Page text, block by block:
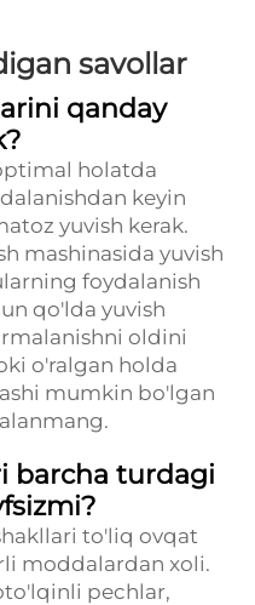
savollar
qanday
holatda
keyin
yuvish kerak.
mashinasida yuvish
foydalanish
qo'lda yuvish
oldini
o'ralgan holda
mumkin bo'lgan
barcha turdagi
to'liq ovqat
moddalardan xoli.
pechlar,